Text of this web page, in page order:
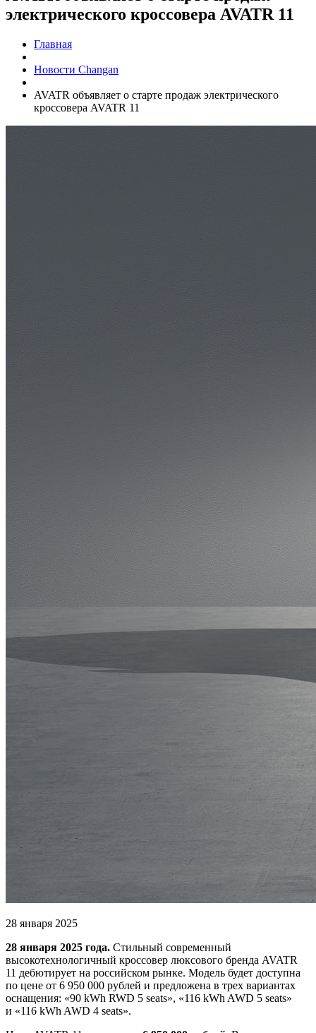
электрического кроссовера AVATR 11
Главная
Новости Changan
AVATR объявляет о старте продаж электрического
кроссовера AVATR 11
28 января 2025
28 января 2025 года. Стильный современный
высокотехнологичный кроссовер люксового бренда AVATR
11 дебютирует на российском рынке. Модель будет доступна
по цене от 6 950 000 рублей и предложена в трех вариантах
оснащения: «90 kWh RWD 5 seats», «116 kWh AWD 5 seats»
и «116 kWh AWD 4 seats».